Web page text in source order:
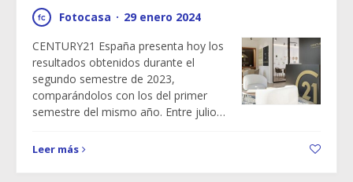
Fotocasa · 29 enero 2024
CENTURY21 España presenta hoy los
resultados obtenidos durante el
segundo semestre de 2023,
comparándolos con los del primer
semestre del mismo año. Entre julio…
Leer más